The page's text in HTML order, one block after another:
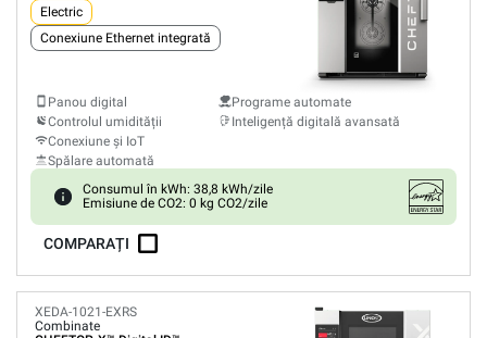
Electric
Conexiune Ethernet integrată
Panou digital
Controlul umidității
Conexiune și IoT
Spălare automată
Programe automate
Inteligență digitală avansată
Consumul în kWh: 38,8 kWh/zile
Emisiune de CO2: 0 kg CO2/zile
COMPARAȚI
XEDA-1021-EXRS
Combinate